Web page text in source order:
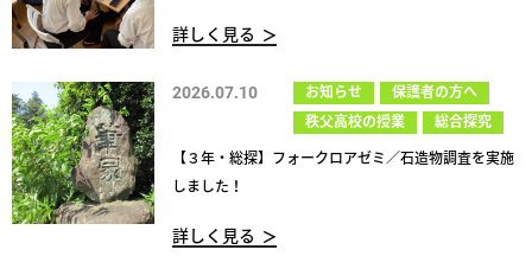
詳しく見る
2026.07.10 お知らせ
保護者の方へ
秩父高校の授業
総合探究
【３年・総探】フォークロアゼミ／石造物調査を実施
しました！
詳しく見る